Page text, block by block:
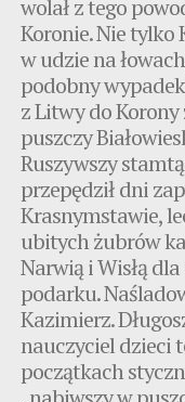
wolał z tego
Koronie. Nie tylko
w udzie na
podobny
z Litwy do
puszczy
Ruszywszy
przepędził dni
Krasnymstawie,
ubitych żubrów
Narwią i Wisłą
podarku.
Kazimierz.
nauczyciel dzieci
początkach